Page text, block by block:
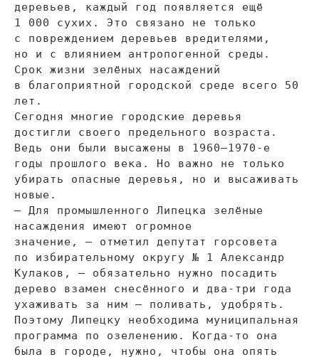
деревьев, каждый год появляется ещё
1
000 сухих. Это связано не
только
с
повреждением деревьев вредителями,
но
и с
влиянием антропогенной среды.
Срок жизни зелёных насаждений
в
благоприятной городской среде всего 50
лет.
Сегодня многие городские деревья
достигли своего предельного возраста.
Ведь они были высажены в
1960–1970 -е
годы прошлого века. Но
важно не
только
убирать опасные деревья, но
и
высаживать
новые.
—
Для промышленного Липецка зелёные
насаждения имеют огромное
значение,
— отметил депутат горсовета
по
избирательному округу №
1 Александр
Кулаков,
— обязательно нужно посадить
дерево взамен снесённого и
два-три
года
ухаживать за
ним — поливать, удобрять.
Поэтому Липецку необходима муниципальная
программа по
озеленению. Когда-то
она
была в
городе, нужно, чтобы она опять